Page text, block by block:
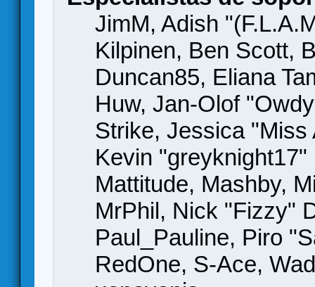
JimM, Adish
Kilpinen, Ben Scott,
Duncan85, Eliana
Huw, Jan-Olof
Strike, Jessica
Kevin
Mattitude, Mashby,
MrPhil, Nick "Fizzy"
Paul_Pauline, Piro
RedOne, S-Ace,